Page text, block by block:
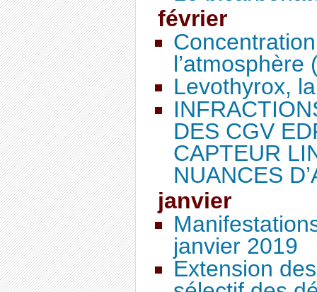
février
l’atmosphère
Levothyrox,
DES CGV
CAPTEUR
NUANCES
janvier
janvier 2019
Extension